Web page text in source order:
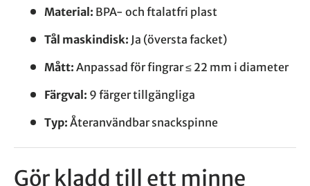
Material: BPA- och ftalatfri plast
Tål maskindisk: Ja (översta facket)
Mått: Anpassad för fingrar ≤ 22 mm i diameter
Färgval: 9 färger tillgängliga
Typ: Återanvändbar snackspinne
Gör kladd till ett minne